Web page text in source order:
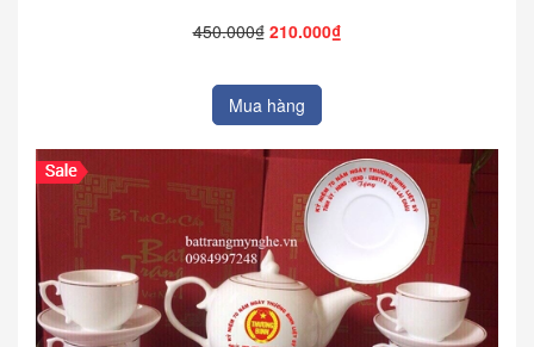
450.000₫ 210.000₫
Mua hàng